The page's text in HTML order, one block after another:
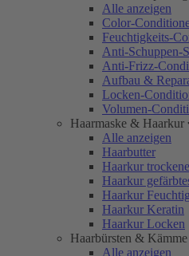
Alle anzeigen
Color-
Feuchtigkeits-
Anti-Schuppen-
Anti-Frizz-
Aufbau &
Locken-
Volumen-
Haarmaske & Haarkur
Alle anzeigen
Haarbutter
Haarkur
Haarkur
Haarkur
Haarkur Keratin
Haarkur Locken
Haarbürsten & Kämme
Alle anzeigen